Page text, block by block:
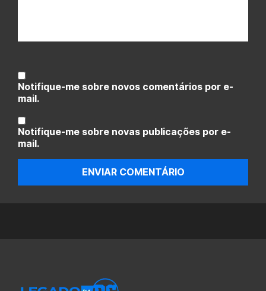
Notifique-me sobre novos comentários por e-
mail.
Notifique-me sobre novas publicações por e-
mail.
ENVIAR COMENTÁRIO